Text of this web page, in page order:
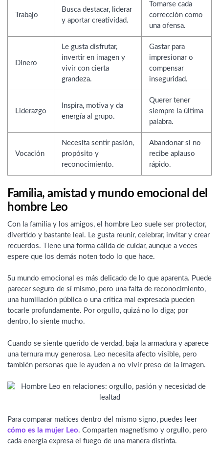
Trabajo
Busca destacar, liderar
y aportar creatividad.
Tomarse cada
corrección como
una ofensa.
Dinero
Le gusta disfrutar,
invertir en imagen y
vivir con cierta
grandeza.
Gastar para
impresionar o
compensar
inseguridad.
Liderazgo
Inspira, motiva y da
energía al grupo.
Querer tener
siempre la última
palabra.
Vocación
Necesita sentir pasión,
propósito y
reconocimiento.
Abandonar si no
recibe aplauso
rápido.
Familia, amistad y mundo emocional del
hombre Leo
Con la familia y los amigos, el hombre Leo suele ser protector,
divertido y bastante leal. Le gusta reunir, celebrar, invitar y crear
recuerdos. Tiene una forma cálida de cuidar, aunque a veces
espere que los demás noten todo lo que hace.
Su mundo emocional es más delicado de lo que aparenta. Puede
parecer seguro de sí mismo, pero una falta de reconocimiento,
una humillación pública o una crítica mal expresada pueden
tocarle profundamente. Por orgullo, quizá no lo diga; por
dentro, lo siente mucho.
Cuando se siente querido de verdad, baja la armadura y aparece
una ternura muy generosa. Leo necesita afecto visible, pero
también personas que le ayuden a no vivir preso de la imagen.
Para comparar matices dentro del mismo signo, puedes leer
cómo es la mujer Leo. Comparten magnetismo y orgullo, pero
cada energía expresa el fuego de una manera distinta.